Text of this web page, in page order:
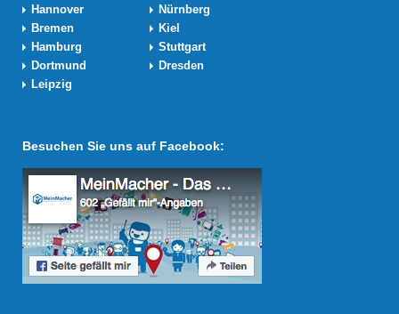
Hannover
Nürnberg
Bremen
Kiel
Hamburg
Stuttgart
Dortmund
Dresden
Leipzig
Besuchen Sie uns auf Facebook: